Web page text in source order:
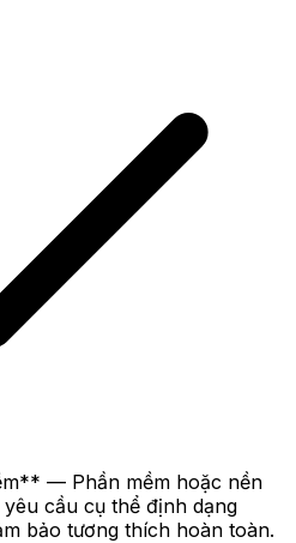
— Phần mềm hoặc nền
cầu cụ thể định dạng
bảo tương thích hoàn toàn.